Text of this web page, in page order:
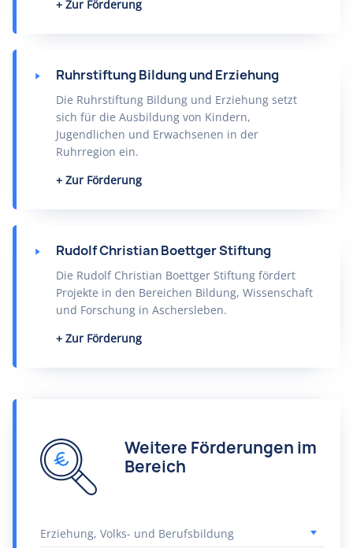
Zur Förderung
Ruhrstiftung Bildung und Erziehung
Die Ruhrstiftung Bildung und Erziehung setzt
sich für die Ausbildung von Kindern,
Jugendlichen und Erwachsenen in der
Ruhrregion ein.
Zur Förderung
Rudolf Christian Boettger Stiftung
Die Rudolf Christian Boettger Stiftung fördert
Projekte in den Bereichen Bildung, Wissenschaft
und Forschung in Aschersleben.
Zur Förderung
Weitere Förderungen im
Bereich